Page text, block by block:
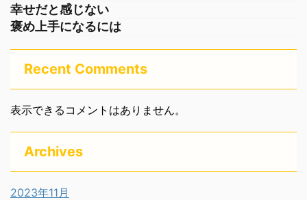
幸せだと感じない
褒め上手になるには
Recent Comments
表示できるコメントはありません。
Archives
2023年11月